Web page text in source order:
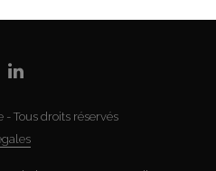
Tous droits réservés